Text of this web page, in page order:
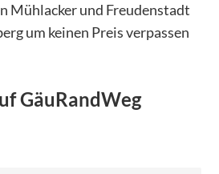
Mühlacker und Freudenstadt
um keinen Preis verpassen
GäuRandWeg